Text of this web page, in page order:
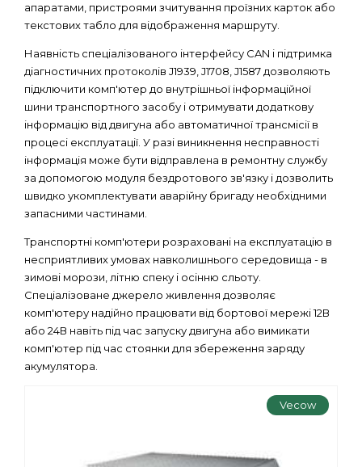
апаратами, пристроями зчитування проїзних карток або
текстових табло для відображення маршруту.
Наявність спеціалізованого інтерфейсу CAN і підтримка
діагностичних протоколів J1939, J1708, J1587 дозволяють
підключити комп'ютер до внутрішньої інформаційної
шини транспортного засобу і отримувати додаткову
інформацію від двигуна або автоматичної трансмісії в
процесі експлуатації. У разі виникнення несправності
інформація може бути відправлена ​​в ремонтну службу
за допомогою модуля бездротового зв'язку і дозволить
швидко укомплектувати аварійну бригаду необхідними
запасними частинами.
Транспортні комп'ютери розраховані на експлуатацію в
несприятливих умовах навколишнього середовища - в
зимові морози, літню спеку і осінню сльоту.
Спеціалізоване джерело живлення дозволяє
комп'ютеру надійно працювати від бортової мережі 12В
або 24В навіть під час запуску двигуна або вимикати
комп'ютер під час стоянки для збереження заряду
акумулятора.
Vecow